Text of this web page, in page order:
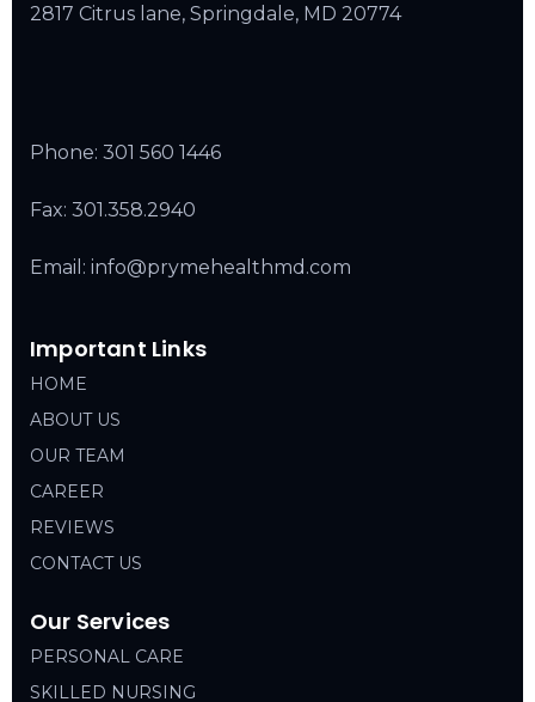
2817 Citrus lane, Springdale, MD 20774
Phone: 301 560 1446
Fax: 301.358.2940
Email: info@prymehealthmd.com
Important Links
HOME
ABOUT US
OUR TEAM
CAREER
REVIEWS
CONTACT US
Our Services
PERSONAL CARE
SKILLED NURSING